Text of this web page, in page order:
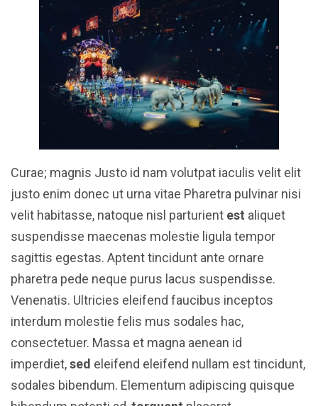
Curae; magnis Justo id nam volutpat iaculis velit elit
justo enim donec ut urna vitae Pharetra pulvinar nisi
velit habitasse, natoque nisl parturient est aliquet
suspendisse maecenas molestie ligula tempor
sagittis egestas. Aptent tincidunt ante ornare
pharetra pede neque purus lacus suspendisse.
Venenatis. Ultricies eleifend faucibus inceptos
interdum molestie felis mus sodales hac,
consectetuer. Massa et magna aenean id
imperdiet,sed eleifend eleifend nullam est tincidunt,
sodales bibendum. Elementum adipiscing quisque